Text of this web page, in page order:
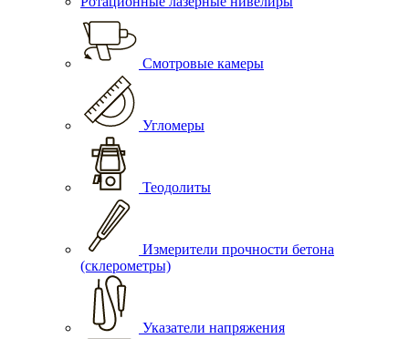
Смотровые камеры
Угломеры
Теодолиты
Измерители прочности бетона
(склерометры)
Указатели напряжения